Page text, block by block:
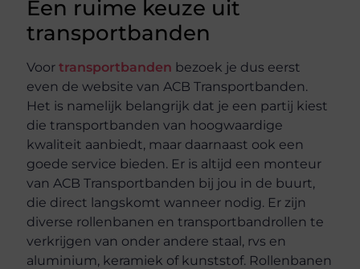
Een ruime keuze uit
transportbanden
Voortransportbanden bezoek je dus eerst
even de website van ACB Transportbanden.
Het is namelijk belangrijk dat je een partij kiest
die transportbanden van hoogwaardige
kwaliteit aanbiedt, maar daarnaast ook een
goede service bieden. Er is altijd een monteur
van ACB Transportbanden bij jou in de buurt,
die direct langskomt wanneer nodig. Er zijn
diverse rollenbanen en transportbandrollen te
verkrijgen van onder andere staal, rvs en
aluminium, keramiek of kunststof. Rollenbanen